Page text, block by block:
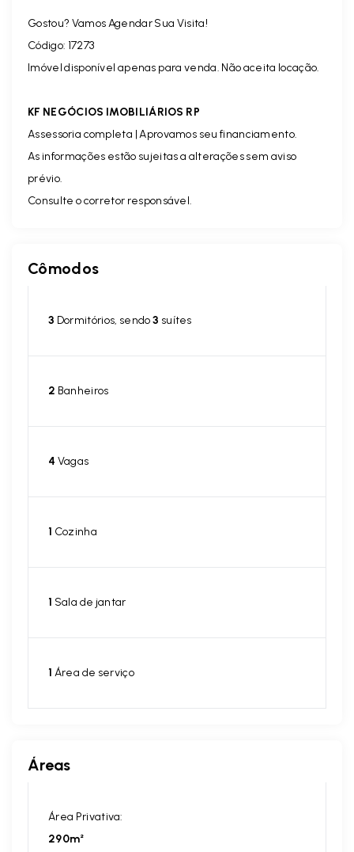
Gostou? Vamos Agendar Sua Visita!
Código: 17273
Imóvel disponível apenas para venda. Não aceita locação.
KF NEGÓCIOS IMOBILIÁRIOS RP
Assessoria completa | Aprovamos seu financiamento.
As informações estão sujeitas a alterações sem aviso
prévio.
Consulte o corretor responsável.
Cômodos
3 Dormitórios, sendo3 suítes
2 Banheiros
4 Vagas
1 Cozinha
1 Sala de jantar
1 Área de serviço
Áreas
Área Privativa:
290m²